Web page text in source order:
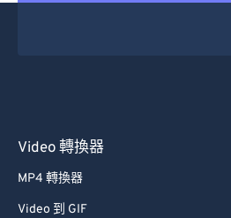
Video 轉換器
MP4 轉換器
Video 到 GIF